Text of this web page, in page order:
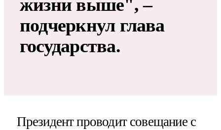
жизни выше", –
подчеркнул глава
государства.
Президент проводит совещание с